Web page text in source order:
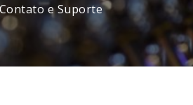
Contato e Suporte